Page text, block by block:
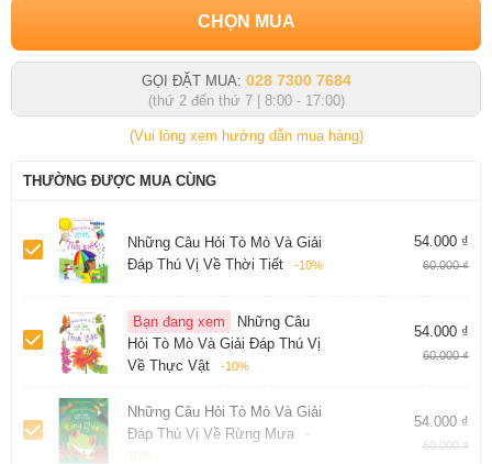
CHỌN MUA
GỌI ĐẶT MUA: 028 7300 7684
(thứ 2 đến thứ 7 | 8:00 - 17:00)
(Vui lòng xem hướng dẫn mua hàng)
THƯỜNG ĐƯỢC MUA CÙNG
Những Câu Hỏi Tò Mò Và Giải
Đáp Thú Vị Về Thời Tiết
-10%
54.000 ₫
60.000 ₫
Bạn đang xem
Những Câu
Hỏi Tò Mò Và Giải Đáp Thú Vị
Về Thực Vật
-10%
54.000 ₫
60.000 ₫
Những Câu Hỏi Tò Mò Và Giải
Đáp Thú Vị Về Rừng Mưa
-
10%
54.000 ₫
60.000 ₫